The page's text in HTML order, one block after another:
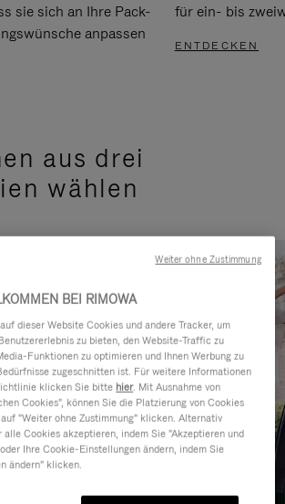
sie sich an Ihre Pack-
anpassen
für ein- bis
ENTDECKEN
aus drei
wählen
BEI RIMOWA
dieser Website Cookies und andere Tracker, um
zu bieten, den Website-Traffic zu
Funktionen zu optimieren und Ihnen Werbung zu
zugeschnitten ist. Für weitere Informationen
klicken Sie bitte hier. Mit Ausnahme von
Cookies", können Sie die Platzierung von Cookies
"Weiter ohne Zustimmung" klicken. Alternativ
alle Cookies akzeptieren, indem Sie "Akzeptieren und
Ihre Cookie-Einstellungen ändern, indem Sie
ändern" klicken.
Weiter ohne Zustimmung